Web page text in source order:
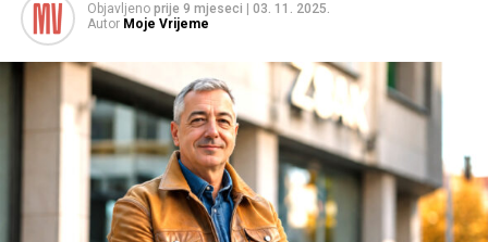
Objavljeno prije 9 mjeseci
03. 11. 2025.
Autor Moje Vrijeme